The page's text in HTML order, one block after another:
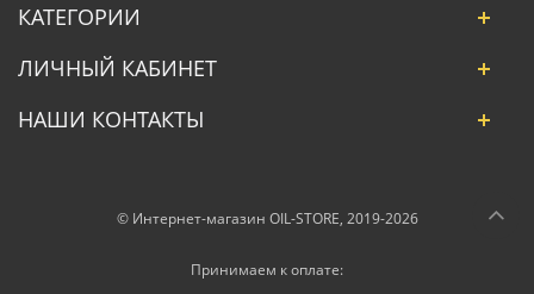
КАТЕГОРИИ
ЛИЧНЫЙ КАБИНЕТ
НАШИ КОНТАКТЫ
© Интернет-магазин OIL-STORE, 2019-2026
Принимаем к оплате: